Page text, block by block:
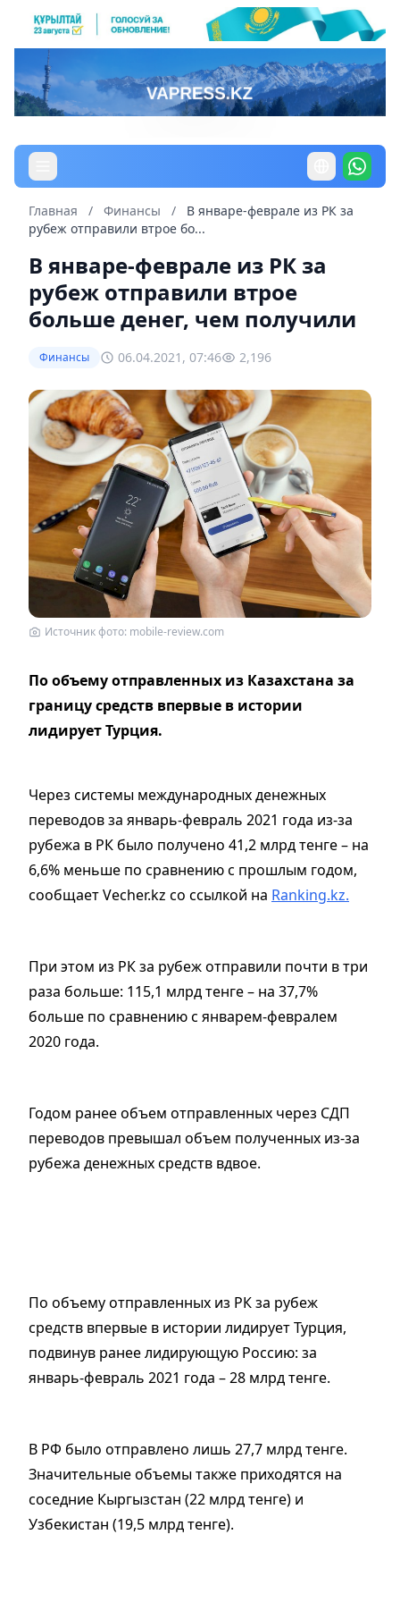
Главная / Финансы /
В январе-феврале из РК за
рубеж отправили втрое бо...
В январе-феврале из РК за
рубеж отправили втрое
больше денег, чем получили
Финансы 06.04.2021, 07:46 2,196
Источник фото: mobile-review.com
По объему отправленных из Казахстана за
границу средств впервые в истории
лидирует Турция.
Через системы международных денежных
переводов за январь-февраль 2021 года из-за
рубежа в РК было получено 41,2 млрд тенге – на
6,6% меньше по сравнению с прошлым годом,
сообщает Vecher.kz со ссылкой на Ranking.kz.
При этом из РК за рубеж отправили почти в три
раза больше: 115,1 млрд тенге – на 37,7%
больше по сравнению с январем-февралем
2020 года.
Годом ранее объем отправленных через СДП
переводов превышал объем полученных из-за
рубежа денежных средств вдвое.
По объему отправленных из РК за рубеж
средств впервые в истории лидирует Турция,
подвинув ранее лидирующую Россию: за
январь-февраль 2021 года – 28 млрд тенге.
В РФ было отправлено лишь 27,7 млрд тенге.
Значительные объемы также приходятся на
соседние Кыргызстан (22 млрд тенге) и
Узбекистан (19,5 млрд тенге).